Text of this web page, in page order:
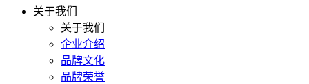
关于我们
关于我们
企业介绍
品牌文化
品牌荣誉